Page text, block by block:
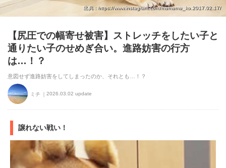
出典 : https://www.instagram.com/mumumu_ko.2017.02.17/
【尻圧での幅寄せ被害】ストレッチをしたい子と
通りたい子のせめぎ合い。進路妨害の行方
は…！？
意図せず進路妨害をしてしまったのか、それとも…！？
ミチ 2026.03.02 update
譲れない戦い！